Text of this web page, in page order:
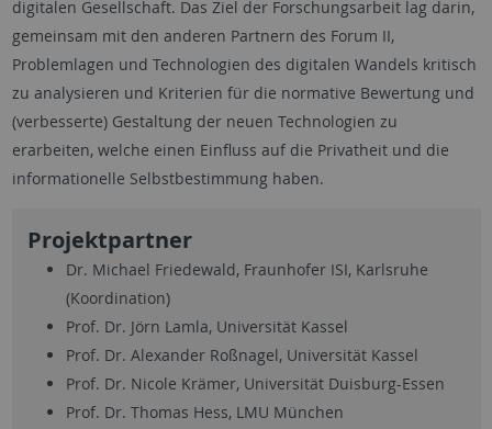
digitalen Gesellschaft. Das Ziel der Forschungsarbeit lag darin,
gemeinsam mit den anderen Partnern des Forum II,
Problemlagen und Technologien des digitalen Wandels kritisch
zu analysieren und Kriterien für die normative Bewertung und
(verbesserte) Gestaltung der neuen Technologien zu
erarbeiten, welche einen Einfluss auf die Privatheit und die
informationelle Selbstbestimmung haben.
Projektpartner
Dr. Michael Friedewald, Fraunhofer ISI, Karlsruhe
(Koordination)
Prof. Dr. Jörn Lamla, Universität Kassel
Prof. Dr. Alexander Roßnagel, Universität Kassel
Prof. Dr. Nicole Krämer, Universität Duisburg-Essen
Prof. Dr. Thomas Hess, LMU München